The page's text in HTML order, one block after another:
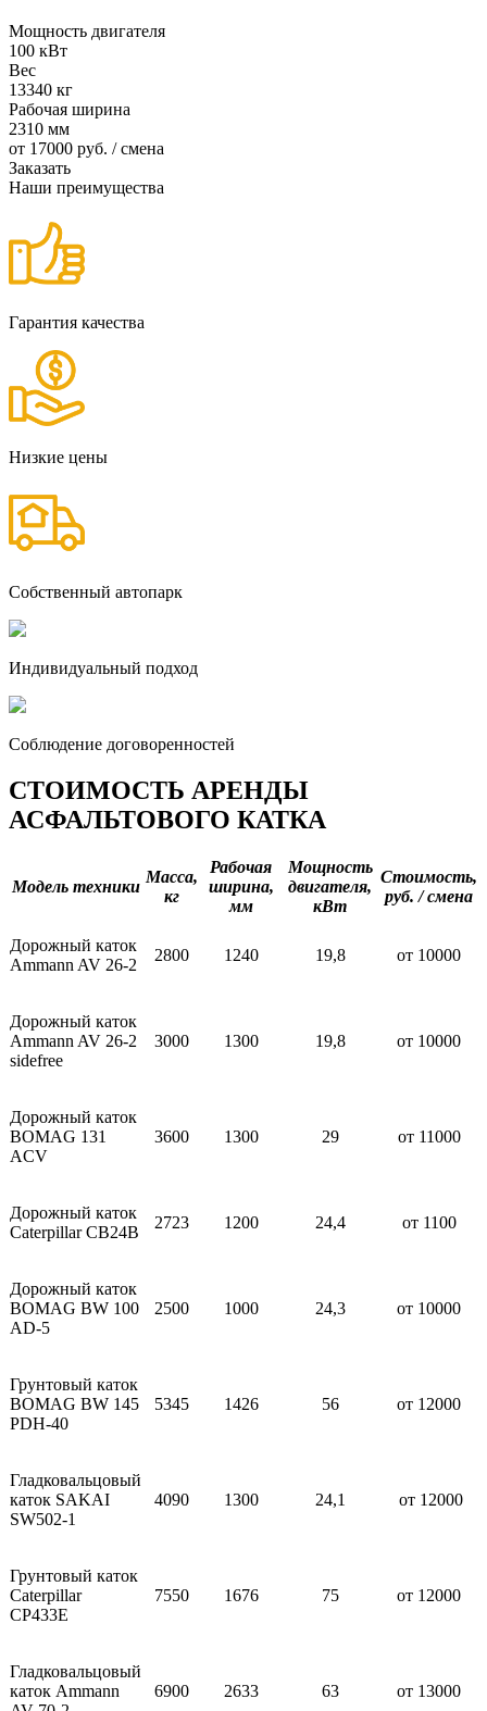
Мощность двигателя
100 кВт
Вес
13340 кг
Рабочая ширина
2310 мм
от 17000 руб. / смена
Заказать
Наши преимущества
Гарантия качества
Низкие цены
Собственный автопарк
Индивидуальный подход
Соблюдение договоренностей
CТОИМОСТЬ АРЕНДЫ
АСФАЛЬТОВОГО КАТКА
Модель техники
Масса,
кг
Рабочая
ширина,
мм
Мощность
двигателя,
кВт
Стоимость,
руб. / смена
Дорожный каток
Ammann AV 26-2
2800 1240 19,8 от 10000
Дорожный каток
Ammann AV 26-2
sidefree
3000 1300 19,8 от 10000
Дорожный каток
BOMAG 131
ACV
3600 1300 29 от 11000
Дорожный каток
Caterpillar CB24B
2723 1200 24,4 от 1100
Дорожный каток
BOMAG BW 100
AD-5
2500 1000 24,3 от 10000
Грунтовый каток
BOMAG BW 145
PDH-40
5345 1426 56 от 12000
Гладковальцовый
каток SAKAI
SW502-1
4090 1300 24,1 от 12000
Грунтовый каток
Caterpillar
CP433E
7550 1676 75 от 12000
Гладковальцовый
каток Ammann
6900 2633 63 от 13000